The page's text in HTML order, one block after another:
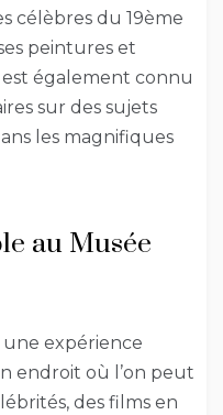
célèbres du 19ème
peintures et
également connu
sur des sujets
les magnifiques
au Musée
une expérience
endroit où l’on peut
des films en